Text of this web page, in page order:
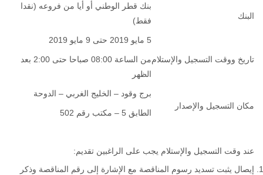
البنك
بنك قطر الوطني أو أيا من فروعه (نقدا
فقط)
تاريخ ووقت التسجيل والإستلام
5 مايو 2019 حتى 9 مايو 2019
من الساعة 08:00 صباحا حتى 2:00 بعد
الظهر
مكان التسجيل والإصدار
برج وقود – الخليج الغربي – الدوحة
الطابق 5 – مكتب رقم 502
عند وقت التسجيل والإستلام يجب على الراغبين تقديم:
إيصال يثبت تسديد رسوم المناقصة مع الإشارة إلى رقم المناقصة وذكر